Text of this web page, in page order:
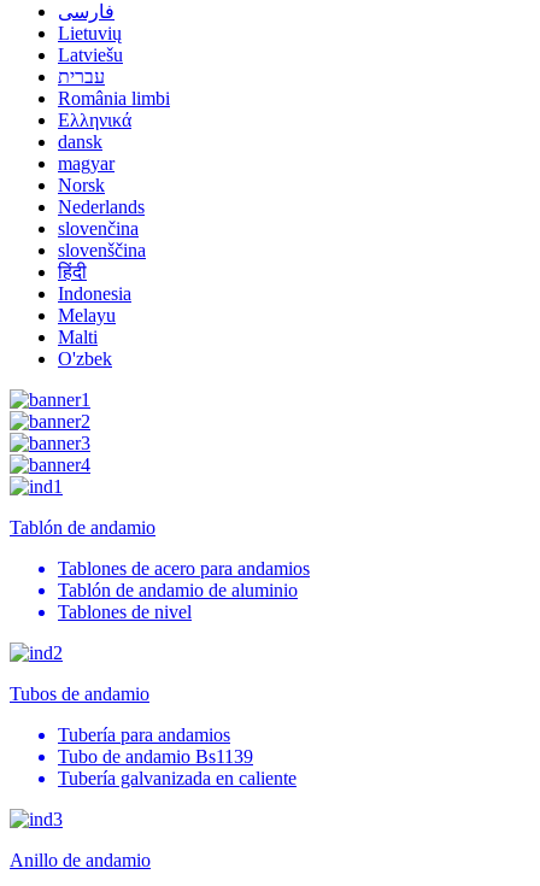
فارسی
Lietuvių
Latviešu
עברית
România limbi
Ελληνικά
dansk
magyar
Norsk
Nederlands
slovenčina
slovenščina
हिंदी
Indonesia
Melayu
Malti
O'zbek
Tablón de andamio
Tablones de acero para andamios
Tablón de andamio de aluminio
Tablones de nivel
Tubos de andamio
Tubería para andamios
Tubo de andamio Bs1139
Tubería galvanizada en caliente
Anillo de andamio